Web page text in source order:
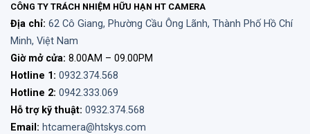
Các tính năng nổi bật
Hoạt động bằng giọng nói tự nhiên: Chỉ cần nói
“Hey Cardo” và để PACKTALK EDGE làm phần
còn lại.
Đài FM: Đài FM tích hợp với RDS để tự động
chọn tín hiệu mạnh nhất – cho dù bạn đang ở thị
CÔNG TY TRÁCH NHIỆM HỮU HẠN HT CAMERA
Địa chỉ: 62 Cô Giang, Phường Cầu Ông Lãnh, Thành Phố Hồ Chí
Minh, Việt Nam
Giờ mở cửa: 8.00AM – 09.00PM
Hotline 1: 0932.374.568
Hotline 2: 0942.333.069
Hỗ trợ kỹ thuật: 0932.374.568
Email: htcamera@htskys.com